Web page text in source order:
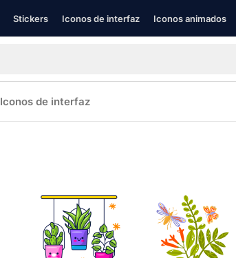
Stickers Iconos de interfaz Iconos animados
Iconos de interfaz